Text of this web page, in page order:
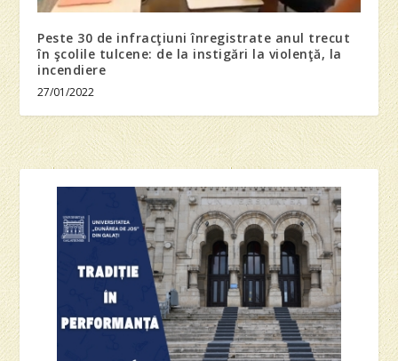
Peste 30 de infracţiuni înregistrate anul trecut
în şcolile tulcene: de la instigări la violenţă, la
incendiere
27/01/2022